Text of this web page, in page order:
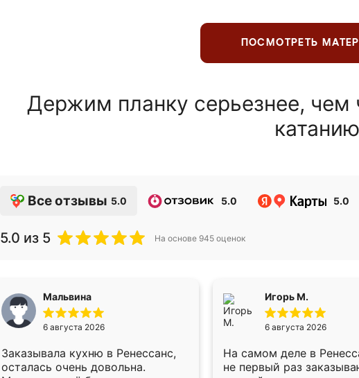
ПОСМОТРЕТЬ
Держим планку серьезнее,
катанию
Все отзывы 5.0 5.0 5.0
5.0 из 5 На основе 945 оценок
Мальвина
6 августа 2026
Заказывала кухню в Ренессанс,
осталась очень довольна.
Игорь М.
6 августа 2026
На самом деле в
не первый раз